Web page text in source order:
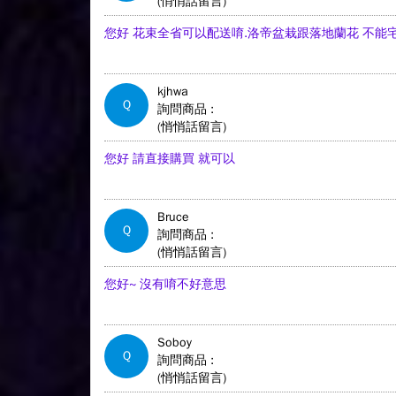
您好 花束全省可以配送唷.洛帝盆栽跟落地蘭花 不能
Q
kjhwa
詢問商品 :
(悄悄話留言)
您好 請直接購買 就可以
Q
Bruce
詢問商品 :
(悄悄話留言)
您好~ 沒有唷不好意思
Q
Soboy
詢問商品 :
(悄悄話留言)